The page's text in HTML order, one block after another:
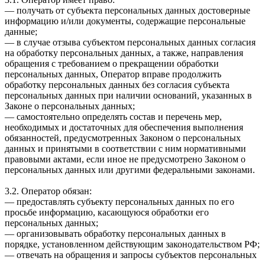
— получать от субъекта персональных данных достоверные
информацию и/или документы, содержащие персональные
данные;
— в случае отзыва субъектом персональных данных согласия
на обработку персональных данных, а также, направления
обращения с требованием о прекращении обработки
персональных данных, Оператор вправе продолжить
обработку персональных данных без согласия субъекта
персональных данных при наличии оснований, указанных в
Законе о персональных данных;
— самостоятельно определять состав и перечень мер,
необходимых и достаточных для обеспечения выполнения
обязанностей, предусмотренных Законом о персональных
данных и принятыми в соответствии с ним нормативными
правовыми актами, если иное не предусмотрено Законом о
персональных данных или другими федеральными законами.
3.2. Оператор обязан:
— предоставлять субъекту персональных данных по его
просьбе информацию, касающуюся обработки его
персональных данных;
— организовывать обработку персональных данных в
порядке, установленном действующим законодательством РФ;
— отвечать на обращения и запросы субъектов персональных